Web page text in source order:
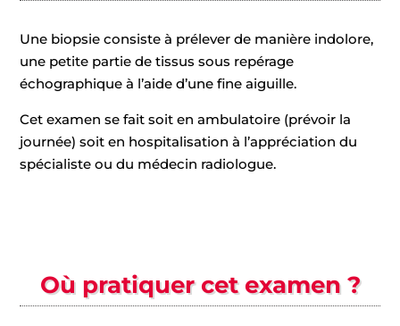
Une biopsie consiste à prélever de manière indolore,
une petite partie de tissus sous repérage
échographique à l’aide d’une fine aiguille.
Cet examen se fait soit en ambulatoire (prévoir la
journée) soit en hospitalisation à l’appréciation du
spécialiste ou du médecin radiologue.
Où pratiquer cet examen ?